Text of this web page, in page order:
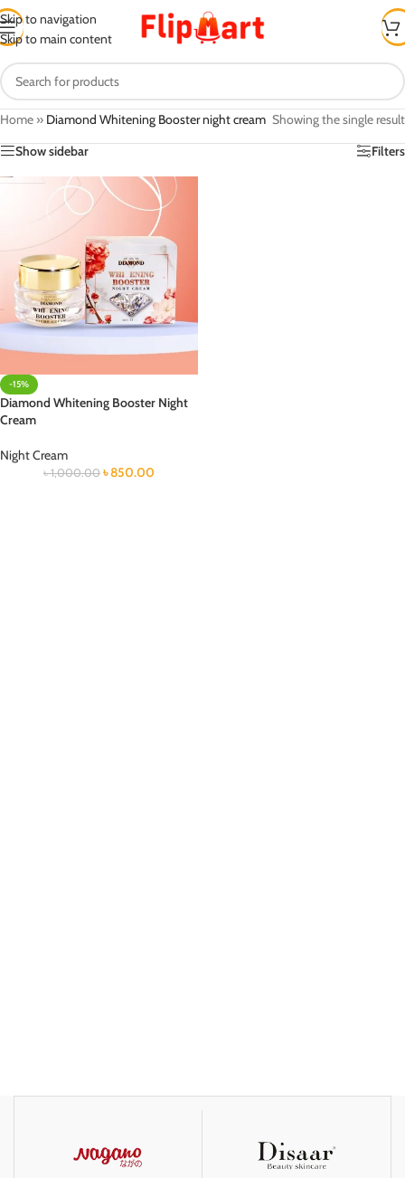
Skip to navigation
Skip to main content
Home » Diamond Whitening Booster night cream Showing the single result
Show sidebar
Filters
-15%
Diamond Whitening Booster Night
Cream
Night Cream
৳1,000.00 ৳850.00